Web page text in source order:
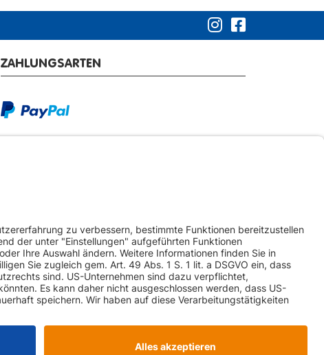
ZAHLUNGSARTEN
Paketversand Spedition